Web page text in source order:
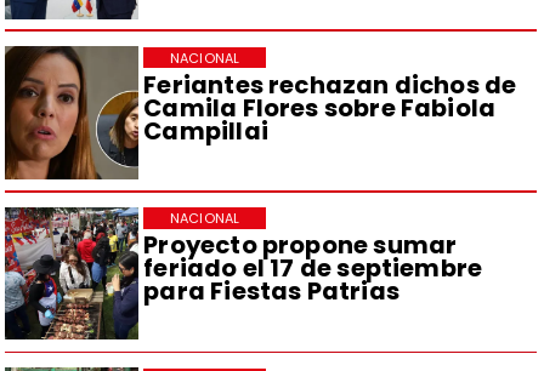
Feriantes rechazan dichos de
Camila Flores sobre Fabiola
Campillai
NACIONAL
Proyecto propone sumar
feriado el 17 de septiembre
para Fiestas Patrias
NACIONAL